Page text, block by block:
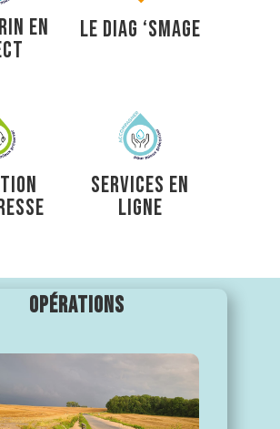
EN
LE DIAG ‘SMAGE
SERVICES EN
LIGNE
OPÉRATIONS